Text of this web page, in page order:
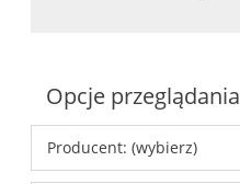
Opcje przeglądania
Producent: (wybierz)